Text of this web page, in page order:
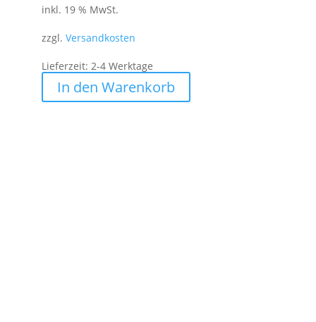
inkl. 19 % MwSt.
zzgl. Versandkosten
Lieferzeit: 2-4 Werktage
In den Warenkorb